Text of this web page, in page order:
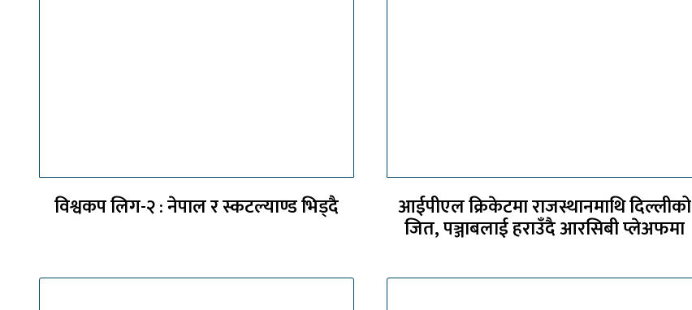
विश्वकप लिग-२ : नेपाल र स्कटल्याण्ड भिड्दै आईपीएल क्रिकेटमा राजस्थानमाथि दिल्लीको
जित, पञ्जाबलाई हराउँदै आरसिबी प्लेअफमा